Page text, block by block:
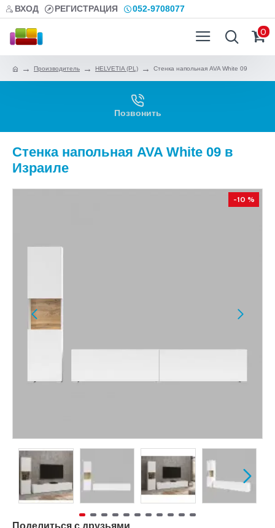
ВХОД РЕГИСТРАЦИЯ 052-9708077
0
Производитель HELVETIA (PL) Стенка напольная AVA White 09
Позвонить
Стенка напольная AVA White 09 в
Израиле
-10 %
Поделиться с друзьями